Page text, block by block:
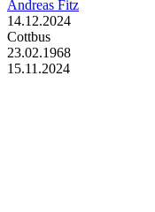
Andreas Fitz
14.12.2024
Cottbus
23.02.1968
15.11.2024